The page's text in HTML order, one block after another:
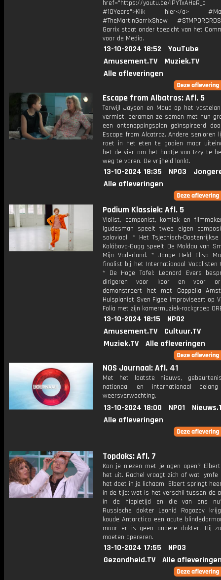
href="https://youtu.be/IPYTxAHeR_o
#10Years">Klik hier</a>
#TheMartinGarrixShow
Garrix staat onder toezicht van het
voor de Media.
13-10-2024 18:52
YouTube
Amusement.TV
Muziek.TV
Alle afleveringen
Escape from Albatros: Afl. 5
Terwijl Jayson en Maud op het
vermist, beramen ze samen met hun
een ontsnappingsplan geïnspireerd
Escape from Alcatraz. Andere senioren
roet in het eten te gooien maar
het de vier om het bootje van Izzy te
weg te varen. De vrijheid lonkt.
13-10-2024 18:35 NPO3
Alle afleveringen
Podium Klassiek: Afl. 5
Violist, componist, komiek en
Igudesman speelt twee eigen
soloviool. * Het Tsjechisch-
Kalábova-Gugg speelt De Moldau van
Mijn Vaderland. * Jonge Held Elisa
finalist bij het Internationaal Vocalisten
* De Hoge Tafel: Leonard Evers
dirigeren voor koor en voor
demonstreert het met Cappella
Huispianist Sven Figee improviseert op
Folia met zijn kamermuziek-rockgroep
13-10-2024 18:15
NPO2
Amusement.TV
Cultuur.TV
Muziek.TV
Alle afleveringen
NOS Journaal: Afl. 41
Met het laatste nieuws,
nationaal en internationaal
weersverwachting.
13-10-2024 18:00 NPO1
Alle afleveringen
Topdoks: Afl. 7
Kan je niezen met je ogen open?
het uit. Rachel vraagt zich af wat
het doet in je lichaam. Elbert springt
in de tijd: wat is het verschil tussen de
in de hippietijd en die van ons
Russische dokter Leonid Rogozov
koude Antarctica een acute
maar er is geen andere dokter. Hij
moeten opereren.
13-10-2024 17:55
NPO3
Gezondheid.TV
Alle